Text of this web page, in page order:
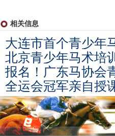
相关信息
大连市首个青少年
北京青少年马术培
报名！广东马协会
全运会冠军亲自授